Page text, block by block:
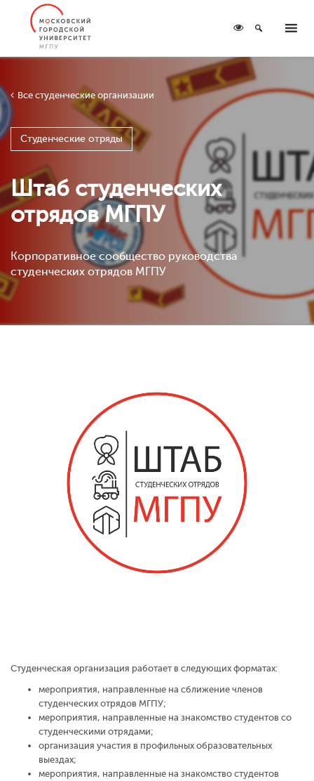
Все студенческие организации
Студенческие отряды
Штаб студенческих
отрядов МГПУ
Корпоративное сообщество руководства
студенческих отрядов МГПУ
Студенческая организация работает в следующих форматах:
мероприятия, направленные на сближение членов
студенческих отрядов МГПУ;
мероприятия, направленные на знакомство студентов со
студенческими отрядами;
организация участия в профильных образовательных
выездах;
мероприятия, направленные на знакомство студентов